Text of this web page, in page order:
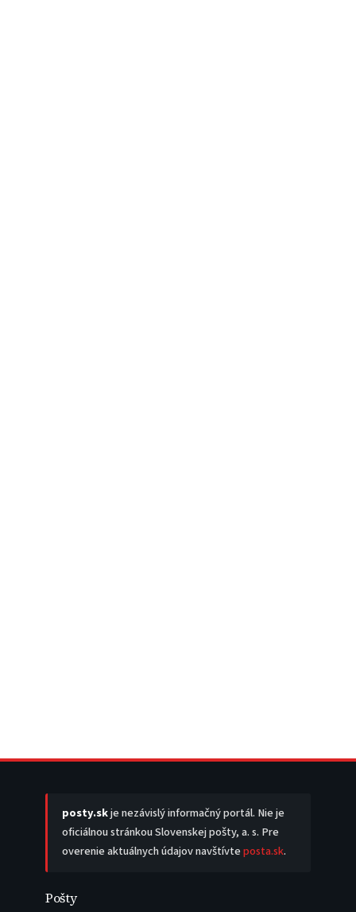
posty.skje nezávislý informačný portál. Nie je
oficiálnou stránkou Slovenskej pošty, a. s. Pre
overenie aktuálnych údajov navštívteposta.sk.
Pošty